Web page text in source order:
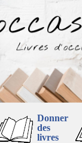
Donner
des
livres